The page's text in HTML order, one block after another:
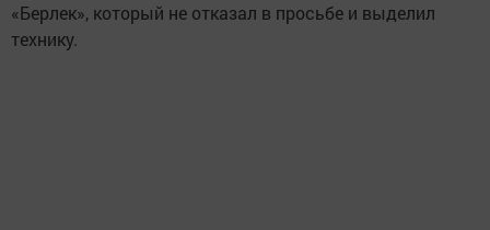
«Берлек», который не отказал в просьбе и выделил
технику.